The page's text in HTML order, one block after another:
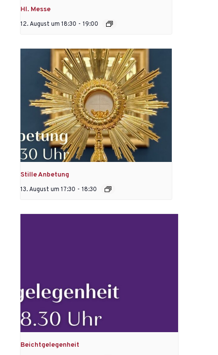
Hl. Messe
12. August um 18:30 - 19:00
Stille Anbetung
13. August um 17:30 - 18:30
Beichtgelegenheit